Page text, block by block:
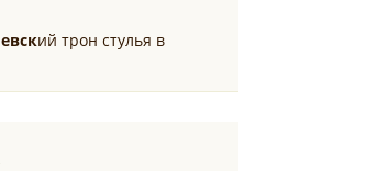
ий трон стулья в